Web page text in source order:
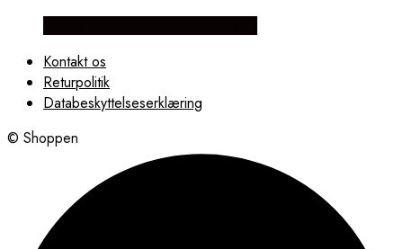
Kontakt os
Returpolitik
Databeskyttelseserklæring
© Shoppen